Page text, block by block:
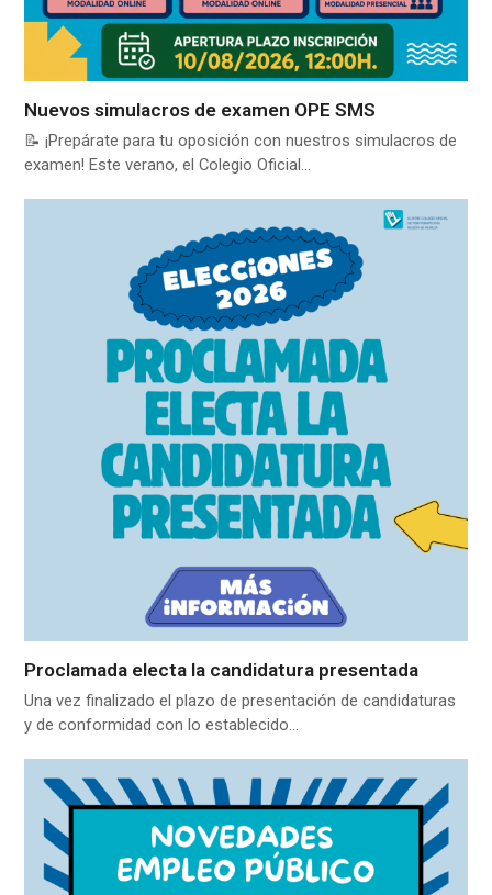
Nuevos simulacros de examen OPE SMS
📝 ¡Prepárate para tu oposición con nuestros simulacros de
examen! Este verano, el Colegio Oficial…
Proclamada electa la candidatura presentada
Una vez finalizado el plazo de presentación de candidaturas
y de conformidad con lo establecido…